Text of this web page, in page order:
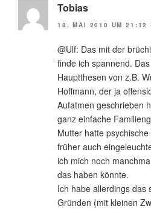
Tobias
18. MAI 2010 UM 21:12
@Ulf: Das mit der
finde ich spannend.
Hauptthesen von z.B.
Hoffmann, der ja
Aufatmen geschrieben
ganz einfache
Mutter hatte
früher auch
ich mich noch
das haben könnte.
Ich habe allerdings das
Gründen (mit kleinen